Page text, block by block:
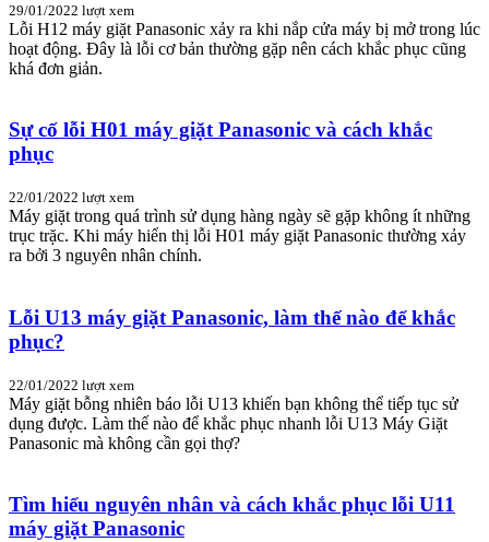
29/01/2022 lượt xem
Lỗi H12 máy giặt Panasonic xảy ra khi nắp cửa máy bị mở trong lúc
hoạt động. Đây là lỗi cơ bản thường gặp nên cách khắc phục cũng
khá đơn giản.
Sự cố lỗi H01 máy giặt Panasonic và cách khắc
phục
22/01/2022 lượt xem
Máy giặt trong quá trình sử dụng hàng ngày sẽ gặp không ít những
trục trặc. Khi máy hiển thị lỗi H01 máy giặt Panasonic thường xảy
ra bởi 3 nguyên nhân chính.
Lỗi U13 máy giặt Panasonic, làm thế nào để khắc
phục?
22/01/2022 lượt xem
Máy giặt bỗng nhiên báo lỗi U13 khiến bạn không thể tiếp tục sử
dụng được. Làm thế nào để khắc phục nhanh lỗi U13 Máy Giặt
Panasonic mà không cần gọi thợ?
Tìm hiểu nguyên nhân và cách khắc phục lỗi U11
máy giặt Panasonic